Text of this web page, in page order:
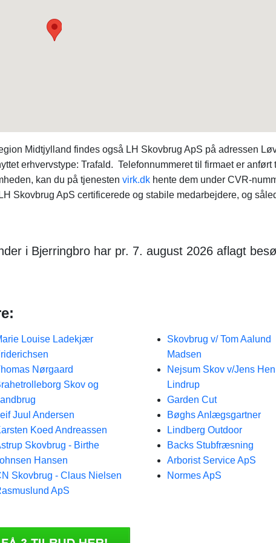
Midtjylland findes også LH Skovbrug ApS på adressen
erhvervstype: Trafald. Telefonnummeret til firmaet er anført
kan du på tjenesten virk.dk hente dem under CVR-
Skovbrug ApS certificerede og stabile medarbejdere, og
i Bjerringbro har pr. 7. august 2026 aflagt
Louise Ladekjær
Nørgaard
Skov og
Juul Andersen
Koed Andreassen
Skovbrug - Birthe
Hansen
Skovbrug - Claus Nielsen
ApS
Skovbrug v/ Tom Aalund
Madsen
Nejsum Skov v/Jens
Lindrup
Garden Cut
Bøghs Anlægsgartner
Lindberg Outdoor
Backs Stubfræsning
Arborist Service ApS
Normes ApS